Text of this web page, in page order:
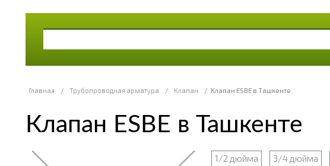
Главная / Трубопроводная арматура / Клапан / Клапан ESBE в Ташкенте
Клапан ESBE в Ташкенте
1/2 дюйма 3/4 дюйма